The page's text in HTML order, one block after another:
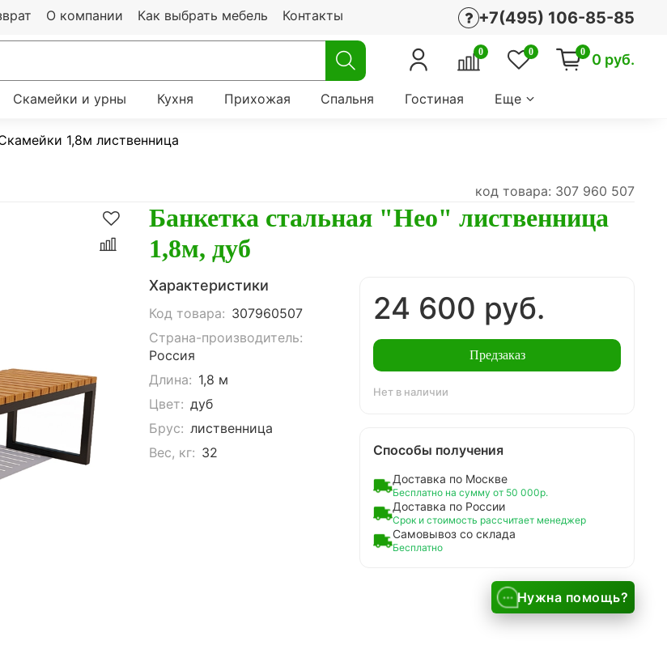
О компании Как выбрать мебель Контакты +7(495) 106-85-85
0 0 0 0 руб.
Скамейки и урны Кухня Прихожая Спальня Гостиная Еще
1,8м лиственница
Банкетка стальная "Нео" лиственница
1,8м, дуб
код товара: 307 960 507
Характеристики
Код товара: 307960507
Страна-производитель:
Россия
Длина: 1,8 м
Цвет: дуб
Брус: лиственница
Вес, кг: 32
24 600 руб.
Предзаказ
Нет в наличии
Способы получения
Доставка по Москве
Бесплатно на сумму от 50 000р.
Доставка по России
Срок и стоимость рассчитает менеджер
Самовывоз со склада
Бесплатно
Нужна помощь?